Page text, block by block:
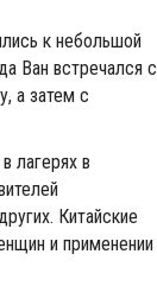
к небольшой
Ван встречался с
а затем с
лагерях в
Китайские
и применении